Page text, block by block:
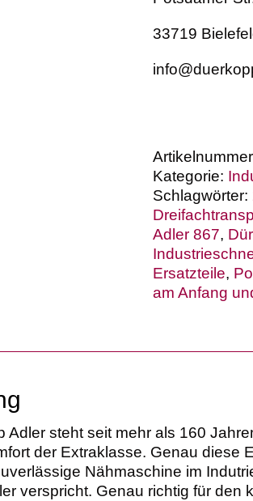
33719
Kategorie:
Schlagwörter:
Adler 867,
Ersatzteile,
am Anfang
Adler steht seit mehr als 160
der Extraklasse. Genau diese
Nähmaschine im
verspricht. Genau richtig für den